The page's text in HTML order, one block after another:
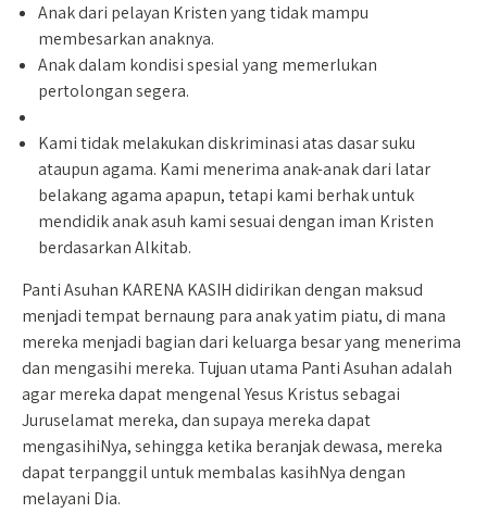
Anak dari pelayan Kristen yang tidak mampu
membesarkan anaknya.
Anak dalam kondisi spesial yang memerlukan
pertolongan segera.
Kami tidak melakukan diskriminasi atas dasar suku
ataupun agama. Kami menerima anak-anak dari latar
belakang agama apapun, tetapi kami berhak untuk
mendidik anak asuh kami sesuai dengan iman Kristen
berdasarkan Alkitab.
Panti Asuhan KARENA KASIH didirikan dengan maksud
menjadi tempat bernaung para anak yatim piatu, di mana
mereka menjadi bagian dari keluarga besar yang menerima
dan mengasihi mereka. Tujuan utama Panti Asuhan adalah
agar mereka dapat mengenal Yesus Kristus sebagai
Juruselamat mereka, dan supaya mereka dapat
mengasihiNya, sehingga ketika beranjak dewasa, mereka
dapat terpanggil untuk membalas kasihNya dengan
melayani Dia.